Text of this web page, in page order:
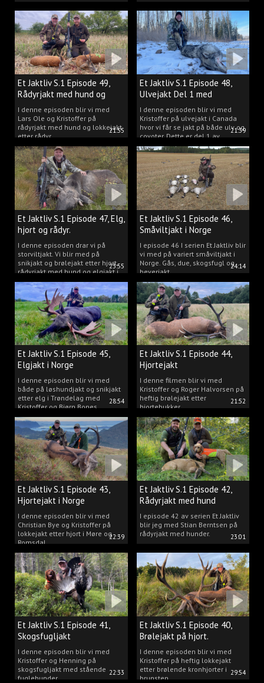
21:55
Et Jaktliv S.1 Episode 49,
Rådyrjakt med hund og
lokkejakt.
I denne episoden blir vi med
Lars Ole og Kristoffer på
rådyrjakt med hund og lokkejakt
etter rådyr.
21:39
Et Jaktliv S.1 Episode 48,
Ulvejakt Del 1 med
Kristoffer Clausen.
I denne episoden blir vi med
Kristoffer på ulvejakt i Canada
hvor vi får se jakt på både ulv og
coyoter. Dette er del 1 av
ulvejakten.
23:55
Et Jaktliv S.1 Episode 47, Elg,
hjort og rådyr.
I denne episoden drar vi på
storviltjakt. Vi blir med på
snikjakt og brølejakt etter hjort,
rådyrjakt med hund og elgjakt i
Trøndelag.
24:14
Et Jaktliv S.1 Episode 46,
Småviltjakt i Norge
I episode 46 I serien Et Jaktliv blir
vi med på variert småviltjakt i
Norge. Gås, due, skogsfugl og
beverjakt.
28:54
Et Jaktliv S.1 Episode 45,
Elgjakt i Norge
I denne episoden blir vi med
både på løshundjakt og snikjakt
etter elg i Trøndelag med
Kristoffer og Bjørn Bones
21:52
Et Jaktliv S.1 Episode 44,
Hjortejakt
I denne filmen blir vi med
Kristoffer og Roger Halvorsen på
heftig brølejakt etter
hjortebukker.
22:39
Et Jaktliv S.1 Episode 43,
Hjortejakt i Norge
I denne episoden blir vi med
Christian Bye og Kristoffer på
lokkejakt etter hjort i Møre og
Romsdal.
23:01
Et Jaktliv S.1 Episode 42,
Rådyrjakt med hund
I episode 42 av serien Et Jaktliv
blir jeg med Stian Berntsen på
rådyrjakt med hunder.
22:33
Et Jaktliv S.1 Episode 41,
Skogsfugljakt
I denne episoden blir vi med
Kristoffer og Henning på
skogsfugljakt med stående
fuglehunder.
29:54
Et Jaktliv S.1 Episode 40,
Brølejakt på hjort.
I denne episoden blir vi med
Kristoffer på heftig lokkejakt
etter brølende kronhjorter i
brunsten.